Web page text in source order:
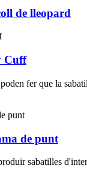
de lleopard
Cuff
fer que la
de punt
sabatilles